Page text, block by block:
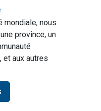
mondiale, nous
province, un
et aux autres